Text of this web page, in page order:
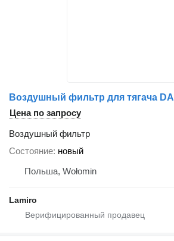
Воздушный фильтр для тягача
Цена по запросу
Воздушный фильтр
Состояние новый
Польша, Wołomin
Lamiro